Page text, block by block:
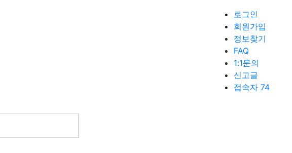
로그인
회원가입
정보찾기
FAQ
1:1문의
신고글
접속자 74